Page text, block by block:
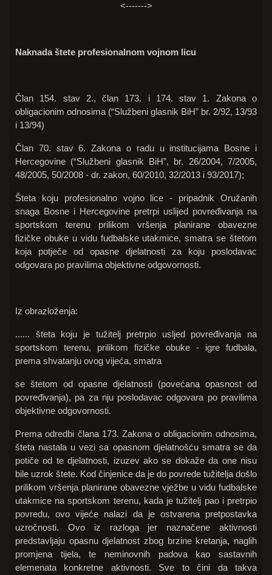
<------->
Naknada štete profesionalnom vojnom licu
Član 154. stav 2., član 173. i 174. stav 1. Zakona o
obligacionim odnosima (“Službeni glasnik BiH” br. 2/92, 13/93
i 13/94)
Član 70. stav 6. Zakona o radu u institucijama Bosne i
Hercegovine (“Službeni glasnik BiH”, br. 26/2004, 7/2005,
48/2005, 50/2008 - dr. zakon, 60/2010, 32/2013 i 93/2017);
Šteta koju profesionalno vojno lice - pripadnik Oružanih
snaga Bosne i Hercegovine pretrpi uslijed povređivanja na
sportskom terenu prilikom vršenja planirane obavezne
fizičke obuke u vidu fudbalske utakmice, smatra se štetom
koja potječe od opasne djelatnosti za koju poslodavac
odgovara po pravilima objektivne odgovornosti.
Iz obrazloženja:
...... šteta koju je tužitelj pretrpio usljed povređivanja na
sportskom terenu, prilikom fizičke obuke - igre fudbala,
prema shvatanju ovog vijeća, smatra
se štetom od opasne djelatnosti (povećana opasnost od
povređivanja), pa za nju poslodavac odgovara po pravilima
objektivne odgovornosti.
Prema odredbi člana 173. Zakona o obligacionim odnosima,
šteta nastala u vezi sa opasnom djelatnošću smatra se da
potiče od te djelatnosti, izuzev ako se dokaže da one nisu
bile uzrok štete. Kod činjenice da je do povrede tužitelja došlo
prilikom vršenja planirane obavezne vježbe u vidu fudbalske
utakmice na sportskom terenu, kada je tužitelj pao i pretrpio
povredu, ovo vijeće nalazi da je ostvarena pretpostavka
uzročnosti. Ovo iz razloga jer naznačene aktivnosti
predstavljaju opasnu djelatnost zbog brzine kretanja, naglih
promjena tijela, te neminovnih padova kao sastavnih
elemenata konkretne aktivnosti. Sve to čini da takva